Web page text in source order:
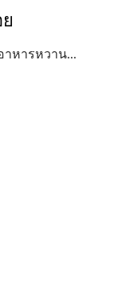
หารหวาน...